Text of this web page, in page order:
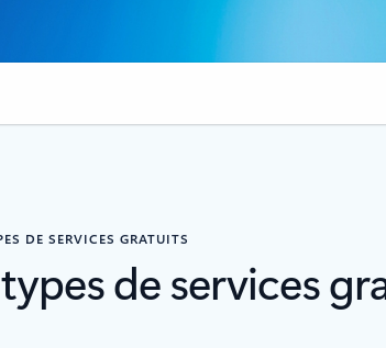
DE SERVICES GRATUITS
de services